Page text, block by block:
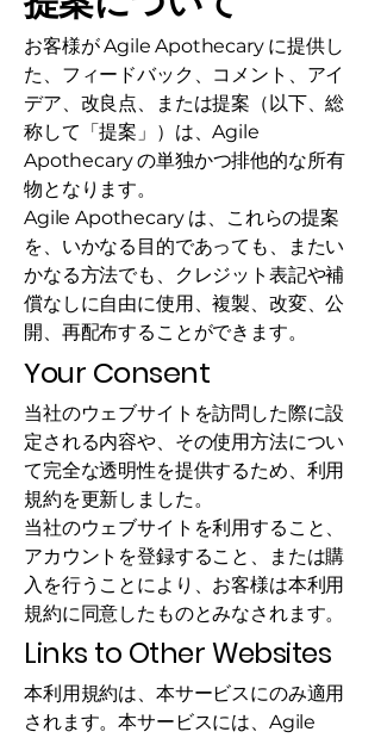
お客様が Agile Apothecary に提供し
た、フィードバック、コメント、アイ
デア、改良点、または提案（以下、総
称して「提案」）は、Agile
Apothecary の単独かつ排他的な所有
物となります。
Agile Apothecary は、これらの提案
を、いかなる目的であっても、またい
かなる方法でも、クレジット表記や補
償なしに自由に使用、複製、改変、公
開、再配布することができます。
Your Consent
当社のウェブサイトを訪問した際に設
定される内容や、その使用方法につい
て完全な透明性を提供するため、利用
規約を更新しました。
当社のウェブサイトを利用すること、
アカウントを登録すること、または購
入を行うことにより、お客様は本利用
規約に同意したものとみなされます。
Links to Other Websites
本利用規約は、本サービスにのみ適用
されます。本サービスには、Agile